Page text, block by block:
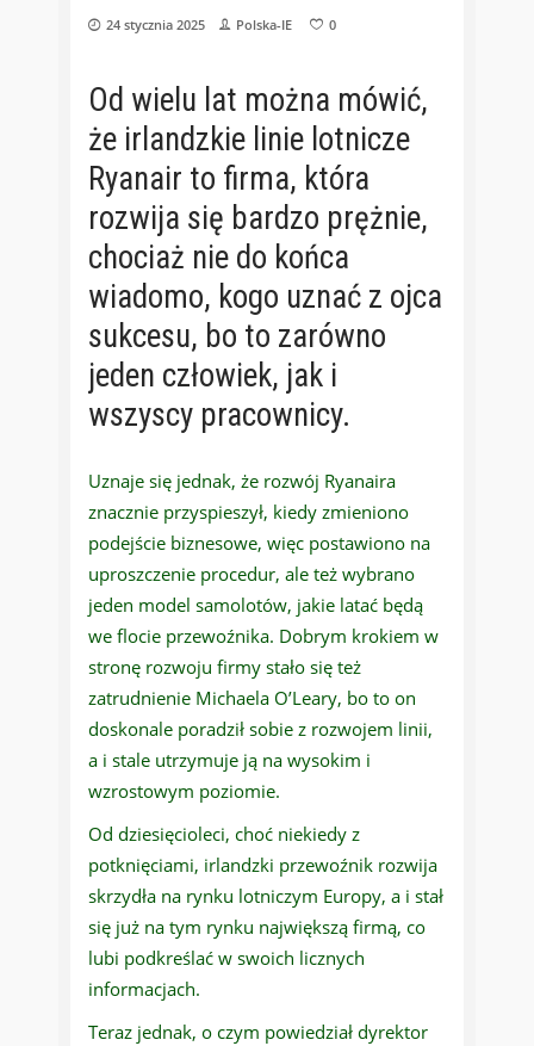
24 stycznia 2025 Polska-IE 0
Od wielu lat można mówić,
że irlandzkie linie lotnicze
Ryanair to firma, która
rozwija się bardzo prężnie,
chociaż nie do końca
wiadomo, kogo uznać z ojca
sukcesu, bo to zarówno
jeden człowiek, jak i
wszyscy pracownicy.
Uznaje się jednak, że rozwój Ryanaira
znacznie przyspieszył, kiedy zmieniono
podejście biznesowe, więc postawiono na
uproszczenie procedur, ale też wybrano
jeden model samolotów, jakie latać będą
we flocie przewoźnika. Dobrym krokiem w
stronę rozwoju firmy stało się też
zatrudnienie Michaela O’Leary, bo to on
doskonale poradził sobie z rozwojem linii,
a i stale utrzymuje ją na wysokim i
wzrostowym poziomie.
Od dziesięcioleci, choć niekiedy z
potknięciami, irlandzki przewoźnik rozwija
skrzydła na rynku lotniczym Europy, a i stał
się już na tym rynku największą firmą, co
lubi podkreślać w swoich licznych
informacjach.
Teraz jednak, o czym powiedział dyrektor